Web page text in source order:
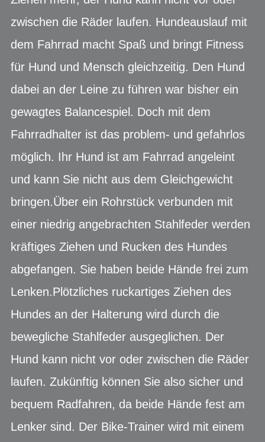
zwischen die Räder laufen. Hundeauslauf mit
dem Fahrrad macht Spaß und bringt Fitness
für Hund und Mensch gleichzeitig. Den Hund
dabei an der Leine zu führen war bisher ein
gewagtes Balancespiel. Doch mit dem
Fahrradhalter ist das problem- und gefahrlos
möglich. Ihr Hund ist am Fahrrad angeleint
und kann Sie nicht aus dem Gleichgewicht
bringen.Über ein Rohrstück verbunden mit
einer niedrig angebrachten Stahlfeder werden
kräftiges Ziehen und Rucken des Hundes
abgefangen. Sie haben beide Hände frei zum
Lenken.Plötzliches ruckartiges Ziehen des
Hundes an der Halterung wird durch die
bewegliche Stahlfeder ausgeglichen. Der
Hund kann nicht vor oder zwischen die Räder
laufen. Zukünftig können Sie also sicher und
bequem Radfahren, da beide Hände fest am
Lenker sind. Der Bike-Trainer wird mit einem